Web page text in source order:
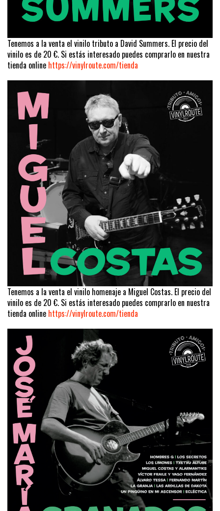
Tenemos a la venta el vinilo tributo a David Summers. El precio del
vinilo es de 20 €. Si estás interesado puedes comprarlo en nuestra
tienda online https://vinylroute.com/tienda
Tenemos a la venta el vinilo homenaje a Miguel Costas. El precio del
vinilo es de 20 €. Si estás interesado puedes comprarlo en nuestra
tienda online https://vinylroute.com/tienda